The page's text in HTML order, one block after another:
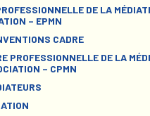
DE LA
– EPMN
CADRE
PROFESSIONNELLE DE LA
– CPMN